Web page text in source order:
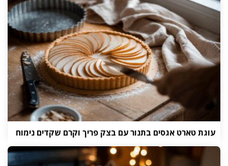
עוגת טארט אגסים בתנור עם בצק פריך וקרם שקדים נימוח